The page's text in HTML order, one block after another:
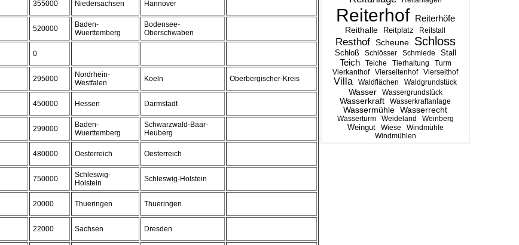
Reiterhof Reiterhöfe
Reithalle Reitplatz Reitstall
Resthof Scheune Schloss
Schloß Schlösser Schmiede Stall
Teich Teiche Tierhaltung
Turm
Vierkanthof
Vierseitenhof Vierseithof
Villa Waldflächen Waldgrundstück
Wasser Wassergrundstück
Wasserkraft Wasserkraftanlage
Wassermühle Wasserrecht
Wasserturm Weideland Weinberg
Weingut Wiese
Windmühle
Windmühlen
355000 Niedersachsen Hannover
520000
Baden-
Wuerttemberg
Bodensee-
Oberschwaben
0
295000
Nordrhein-
Westfalen
Koeln Oberbergischer-Kreis
450000 Hessen Darmstadt
299000
Baden-
Wuerttemberg
Schwarzwald-Baar-
Heuberg
480000 Oesterreich Oesterreich
750000
Schleswig-
Holstein
Schleswig-Holstein
20000 Thueringen Thueringen
22000 Sachsen Dresden